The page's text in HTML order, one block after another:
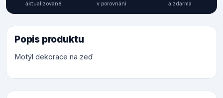
aktualizované v porovnání a zdarma
Popis produktu
Motýl dekorace na zeď